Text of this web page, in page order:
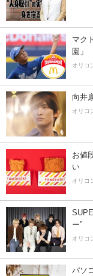
マク
園」
オリコ
向井
オリコ
お値
い
オリコ
ー”
オリコ
パソ